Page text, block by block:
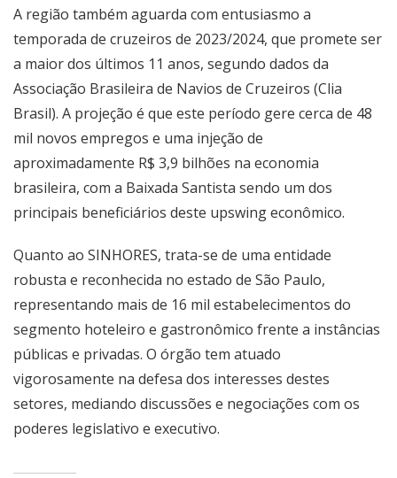
A região também aguarda com entusiasmo a
temporada de cruzeiros de 2023/2024, que promete ser
a maior dos últimos 11 anos, segundo dados da
Associação Brasileira de Navios de Cruzeiros (Clia
Brasil). A projeção é que este período gere cerca de 48
mil novos empregos e uma injeção de
aproximadamente R$ 3,9 bilhões na economia
brasileira, com a Baixada Santista sendo um dos
principais beneficiários deste upswing econômico.
Quanto ao SINHORES, trata-se de uma entidade
robusta e reconhecida no estado de São Paulo,
representando mais de 16 mil estabelecimentos do
segmento hoteleiro e gastronômico frente a instâncias
públicas e privadas. O órgão tem atuado
vigorosamente na defesa dos interesses destes
setores, mediando discussões e negociações com os
poderes legislativo e executivo.